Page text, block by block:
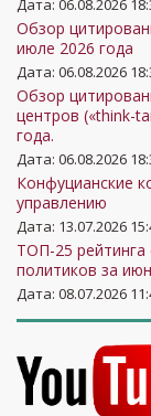
Дата: 06.08.2026
Обзор
июле 2026 года
Дата: 06.08.2026
Обзор
центров («think-
года.
Дата: 06.08.2026
Конфуцианские
управлению
Дата: 13.07.2026
ТОП-25
политиков за
Дата: 08.07.2026